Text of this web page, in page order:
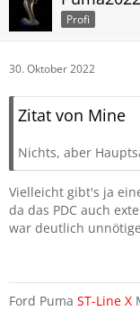
Profi
30. Oktober 2022
Zitat von Mine
Nichts, aber
Vielleicht gibt's ja
da das PDC auch
war deutlich
Ford Puma ST-Line X